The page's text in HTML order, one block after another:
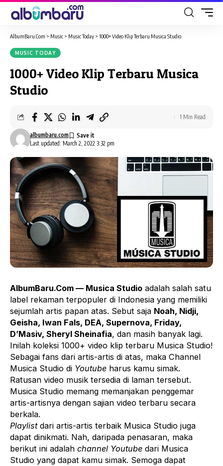
AlbumBaru.Com > Music > Music Today > 1000+ Video Klip Terbaru Musica Studio
MUSIC TODAY
1000+ Video Klip Terbaru Musica
Studio
Last updated: March 2, 2022 3:32 pm
albumbaru.com
1 Min Read
AlbumBaru.Com — Musica Studio adalah salah satu
label rekaman terpopuler di Indonesia yang memiliki
sejumlah artis papan atas. Sebut saja Noah, Nidji,
Geisha, Iwan Fals, DEA, Supernova, Friday,
D’Masiv, Sheryl Sheinafia, dan masih banyak lagi.
Inilah koleksi 1000+ video klip terbaru Musica Studio!
Sebagai fans dari artis-artis di atas, maka Channel
Musica Studio di Youtube harus kamu simak.
Ratusan video musik tersedia di laman tersebut.
Musica Studio memang memanjakan penggemar
artis-artisnya dengan sajian video terbaru secara
berkala.
Playlistdari artis-artis terbaik Musica Studio juga
dapat dinikmati. Nah, daripada penasaran, maka
berikut ini adalah channel Youtube dari Musica
Studio yang dapat kamu simak. Semoga dapat